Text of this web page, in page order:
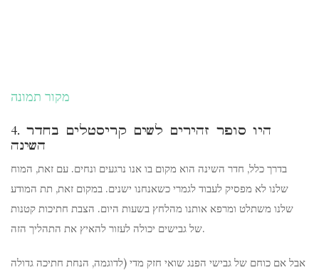
מקור תמונה
4. היו סופר זהירים לשים קריסטלים בחדר
השינה
בדרך כלל, חדר השינה הוא מקום בו אנו נרגעים ונחים. עם זאת, המוח
שלנו לא מפסיק לעבוד לגמרי כשאנחנו ישנים. במקום זאת, תת המודע
שלנו משתלט ומרפא אותנו מהלחץ בשעות היום. הצבת חתיכות קטנות
של גבישים יכולה לעזור להאיץ את התהליך הזה.
אבל אם כוחם של גבישי הפנג שואי חזק מדי (לדוגמה, הנחת חתיכה גדולה